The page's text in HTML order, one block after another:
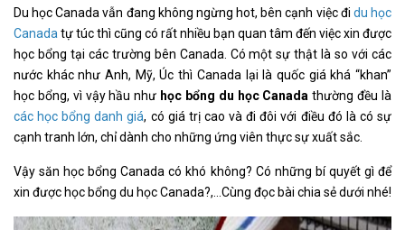
Du học Canada vẫn đang không ngừng hot, bên cạnh việc đi du học
Canada tự túc thì cũng có rất nhiều bạn quan tâm đến việc xin được
học bổng tại các trường bên Canada. Có một sự thật là so với các
nước khác như Anh, Mỹ, Úc thì Canada lại là quốc giá khá “khan”
học bổng, vì vậy hầu như học bổng du học Canada thường đều là
các học bổng danh giá, có giá trị cao và đi đôi với điều đó là có sự
cạnh tranh lớn, chỉ dành cho những ứng viên thực sự xuất sắc.
Vậy săn học bổng Canada có khó không? Có những bí quyết gì để
xin được học bổng du học Canada?,…Cùng đọc bài chia sẻ dưới nhé!